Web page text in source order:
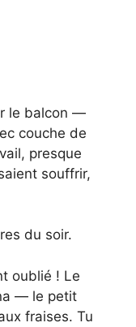
le balcon —
couche de
presque
souffrir,
du soir.
oublié ! Le
— le petit
fraises. Tu